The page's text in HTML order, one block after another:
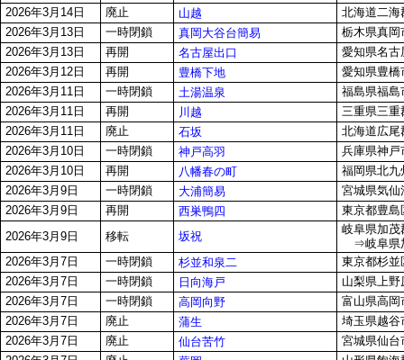
2026年3月14日
廃止 山越
北海道二海
2026年3月13日
一時閉鎖 真岡大谷台簡易
栃木県真岡
2026年3月13日
再開 名古屋出口
愛知県名古
2026年3月12日
再開 豊橋下地
愛知県豊橋
2026年3月11日
一時閉鎖 土湯温泉
福島県福島
2026年3月11日
再開 川越
三重県三重
2026年3月11日
廃止 石坂
北海道広尾
2026年3月10日
一時閉鎖 神戸高羽
兵庫県神戸
2026年3月10日
再開 八幡春の町
福岡県北九
2026年3月9日
一時閉鎖 大浦簡易
宮城県気仙
2026年3月9日
再開 西巣鴨四
東京都豊島
2026年3月9日
移転 坂祝
岐阜県加茂
⇒岐阜県
2026年3月7日
一時閉鎖 杉並和泉二
東京都杉並
2026年3月7日
一時閉鎖 日向海戸
山梨県上野
2026年3月7日
一時閉鎖 高岡向野
富山県高岡
2026年3月7日
廃止 蒲生
埼玉県越谷
2026年3月7日
廃止 仙台苦竹
宮城県仙台